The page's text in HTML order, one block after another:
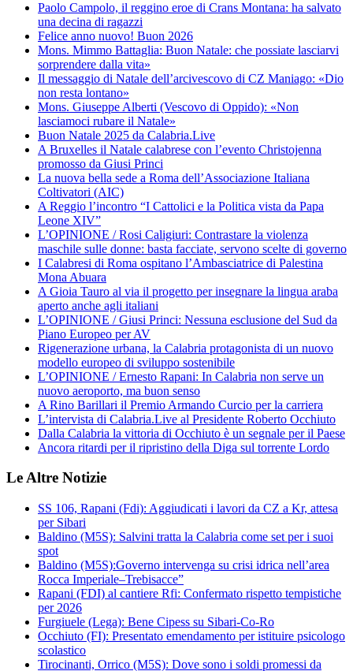
Paolo Campolo, il reggino eroe di Crans Montana: ha salvato
una decina di ragazzi
Felice anno nuovo! Buon 2026
Mons. Mimmo Battaglia: Buon Natale: che possiate lasciarvi
sorprendere dalla vita»
Il messaggio di Natale dell’arcivescovo di CZ Maniago: «Dio
non resta lontano»
Mons. Giuseppe Alberti (Vescovo di Oppido): «Non
lasciamoci rubare il Natale»
Buon Natale 2025 da Calabria.Live
A Bruxelles il Natale calabrese con l’evento Christojenna
promosso da Giusi Princi
La nuova bella sede a Roma dell’Associazione Italiana
Coltivatori (AIC)
A Reggio l’incontro “I Cattolici e la Politica vista da Papa
Leone XIV”
L’OPINIONE / Rosi Caligiuri: Contrastare la violenza
maschile sulle donne: basta facciate, servono scelte di governo
I Calabresi di Roma ospitano l’Ambasciatrice di Palestina
Mona Abuara
A Gioia Tauro al via il progetto per insegnare la lingua araba
aperto anche agli italiani
L’OPINIONE / Giusi Princi: Nessuna esclusione del Sud da
Piano Europeo per AV
Rigenerazione urbana, la Calabria protagonista di un nuovo
modello europeo di sviluppo sostenibile
L’OPINIONE / Ernesto Rapani: In Calabria non serve un
nuovo aeroporto, ma buon senso
A Rino Barillari il Premio Armando Curcio per la carriera
L’intervista di Calabria.Live al Presidente Roberto Occhiuto
Dalla Calabria la vittoria di Occhiuto è un segnale per il Paese
Ancora ritardi per il ripristino della Diga sul torrente Lordo
Le Altre Notizie
SS 106, Rapani (Fdi): Aggiudicati i lavori da CZ a Kr, attesa
per Sibari
Baldino (M5S): Salvini tratta la Calabria come set per i suoi
spot
Baldino (M5S):Governo intervenga su crisi idrica nell’area
Rocca Imperiale–Trebisacce”
Rapani (FDI) al cantiere Rfi: Confermato rispetto tempistiche
per 2026
Furgiuele (Lega): Bene Cipess su Sibari-Co-Ro
Occhiuto (FI): Presentato emendamento per istituire psicologo
scolastico
Tirocinanti, Orrico (M5S): Dove sono i soldi promessi da